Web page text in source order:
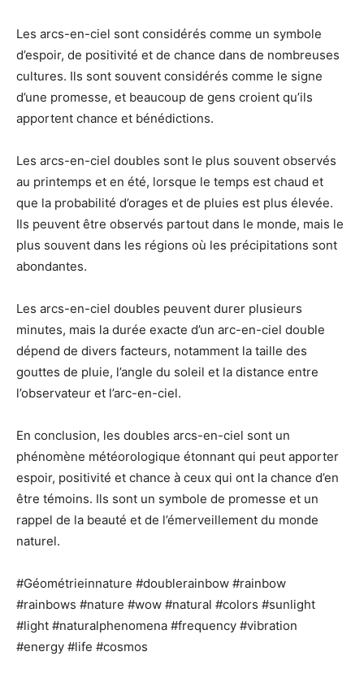
Les arcs-en-ciel sont considérés comme un symbole
d’espoir, de positivité et de chance dans de nombreuses
cultures. Ils sont souvent considérés comme le signe
d’une promesse, et beaucoup de gens croient qu’ils
apportent chance et bénédictions.
Les arcs-en-ciel doubles sont le plus souvent observés
au printemps et en été, lorsque le temps est chaud et
que la probabilité d’orages et de pluies est plus élevée.
Ils peuvent être observés partout dans le monde, mais le
plus souvent dans les régions où les précipitations sont
abondantes.
Les arcs-en-ciel doubles peuvent durer plusieurs
minutes, mais la durée exacte d’un arc-en-ciel double
dépend de divers facteurs, notamment la taille des
gouttes de pluie, l’angle du soleil et la distance entre
l’observateur et l’arc-en-ciel.
En conclusion, les doubles arcs-en-ciel sont un
phénomène météorologique étonnant qui peut apporter
espoir, positivité et chance à ceux qui ont la chance d’en
être témoins. Ils sont un symbole de promesse et un
rappel de la beauté et de l’émerveillement du monde
naturel.
#Géométrieinnature #doublerainbow #rainbow
#rainbows #nature #wow #natural #colors #sunlight
#light #naturalphenomena #frequency #vibration
#energy #life #cosmos